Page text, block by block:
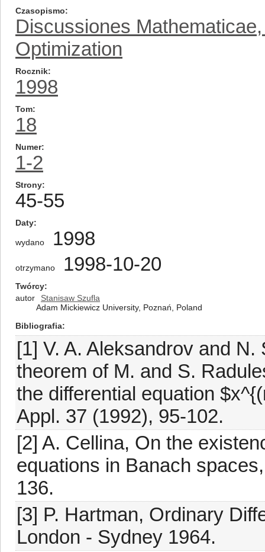
Czasopismo
Discussiones
Optimization
Rocznik
1998
Tom
18
Numer
1-2
Strony
45-55
Daty
wydano 1998
otrzymano 1998-10-20
Twórcy
autor
Stanisaw Szufla
Adam Mickiewicz University, Poznań, Poland
Bibliografia
[1] V. A. Aleksandrov and
theorem of M. and S.
the differential equation
Appl. 37 (1992), 95-102.
[2] A. Cellina, On the
equations in Banach
136.
[3] P. Hartman, Ordinary
London - Sydney 1964.